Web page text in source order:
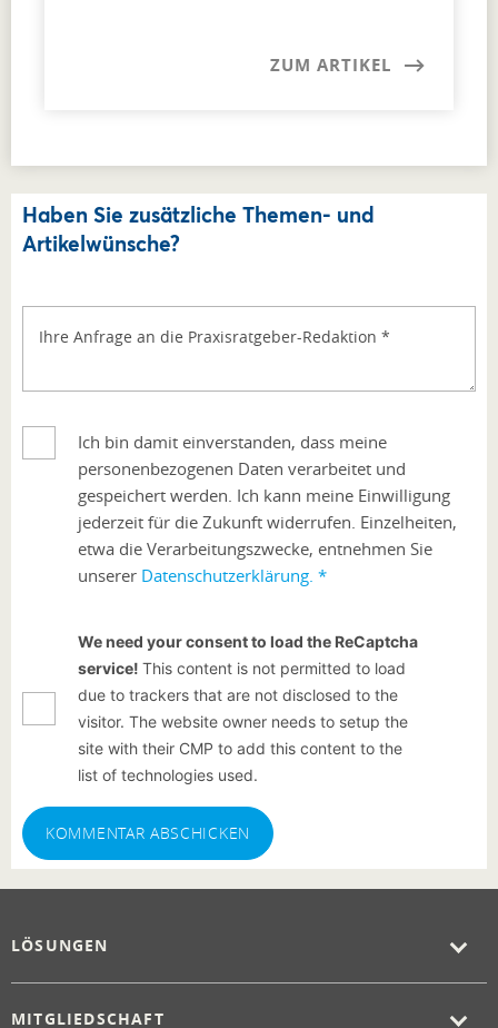
ZUM ARTIKEL
Haben Sie zusätzliche Themen- und
Artikelwünsche?
Ihre Anfrage an die Praxisratgeber-Redaktion *
Ich bin damit einverstanden, dass meine
personenbezogenen Daten verarbeitet und
gespeichert werden. Ich kann meine Einwilligung
jederzeit für die Zukunft widerrufen. Einzelheiten,
etwa die Verarbeitungszwecke, entnehmen Sie
unserer Datenschutzerklärung. *
We need your consent to load the ReCaptcha
service! This content is not permitted to load
due to trackers that are not disclosed to the
visitor. The website owner needs to setup the
site with their CMP to add this content to the
list of technologies used.
KOMMENTAR ABSCHICKEN
LÖSUNGEN
MITGLIEDSCHAFT